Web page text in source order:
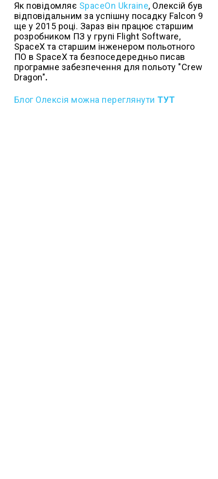
Як повідомляє SpaceOn Ukraine, Олексій був
відповідальним за успішну посадку Falcon 9
ще у 2015 році. Зараз він працює старшим
розробником ПЗ у групі Flight Software,
SpaceXта старшим інженером польотного
ПО в SpaceX та безпоседередньо писав
програмне забезпечення для польоту "Crew
Dragon".
Блог Олексія можна переглянути ТУТ